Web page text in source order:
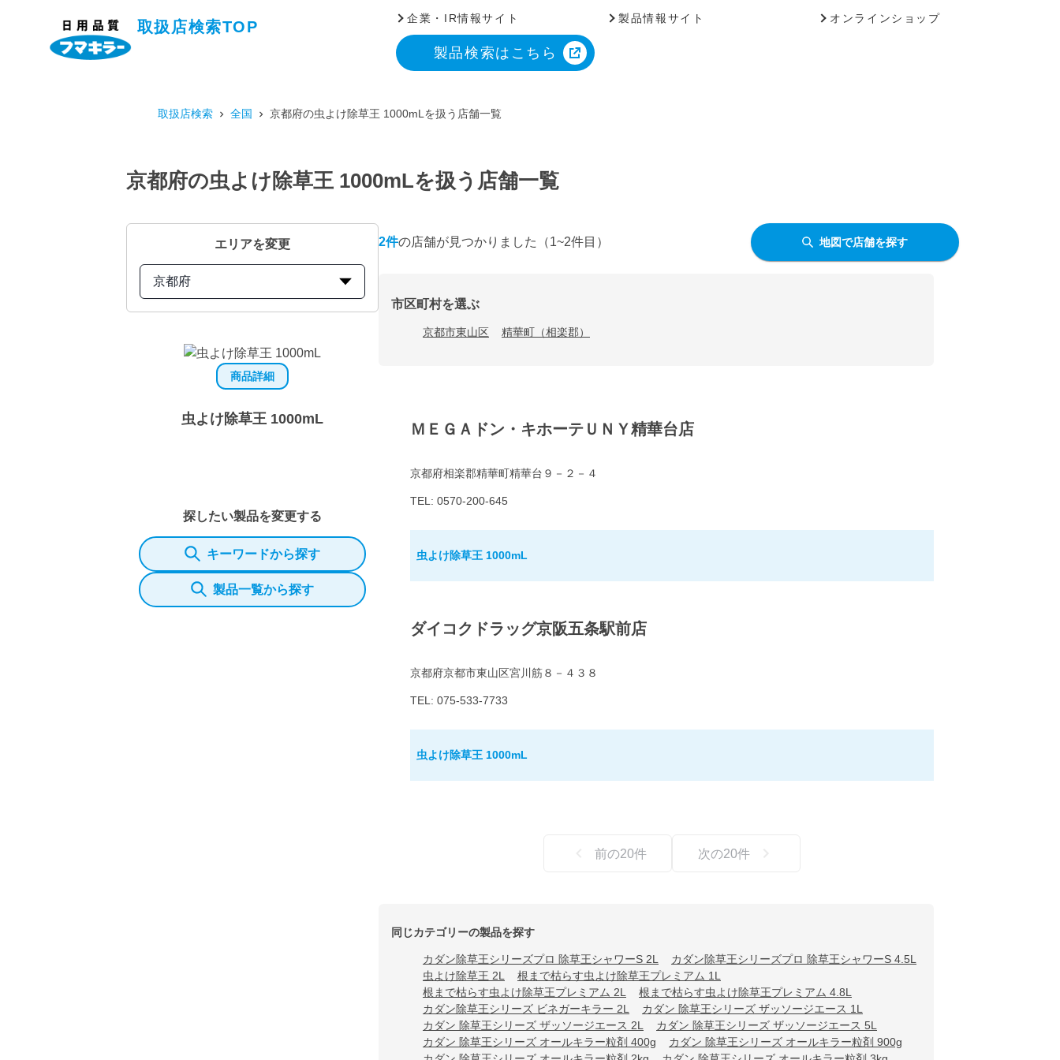
取扱店検索TOP
企業・IR情報サイト 製品情報サイト オンラインショップ
製品検索はこちら
取扱店検索 全国 京都府の虫よけ除草王 1000mLを扱う店舗一覧
京都府の虫よけ除草王 1000mLを扱う店舗一覧
エリアを変更
京都府
商品詳細
虫よけ除草王 1000mL
探したい製品を変更する
キーワードから探す
製品一覧から探す
2件の店舗が見つかりました （1~2件目） 地図で店舗を探す
市区町村を選ぶ
京都市東山区 精華町（相楽郡）
ＭＥＧＡドン・キホーテＵＮＹ精華台店
京都府相楽郡精華町精華台９－２－４
TEL: 0570-200-645
虫よけ除草王 1000mL
ダイコクドラッグ京阪五条駅前店
京都府京都市東山区宮川筋８－４３８
TEL: 075-533-7733
虫よけ除草王 1000mL
前の20件 次の20件
同じカテゴリーの製品を探す
カダン除草王シリーズプロ 除草王シャワーS 2L
カダン除草王シリーズプロ 除草王シャワーS 4.5L
虫よけ除草王 2L
根まで枯らす虫よけ除草王プレミアム 1L
根まで枯らす虫よけ除草王プレミアム 2L
根まで枯らす虫よけ除草王プレミアム 4.8L
カダン除草王シリーズ ビネガーキラー 2L
カダン 除草王シリーズ ザッソージエース 1L
カダン 除草王シリーズ ザッソージエース 2L
カダン 除草王シリーズ ザッソージエース 5L
カダン 除草王シリーズ オールキラー粒剤 400g
カダン 除草王シリーズ オールキラー粒剤 900g